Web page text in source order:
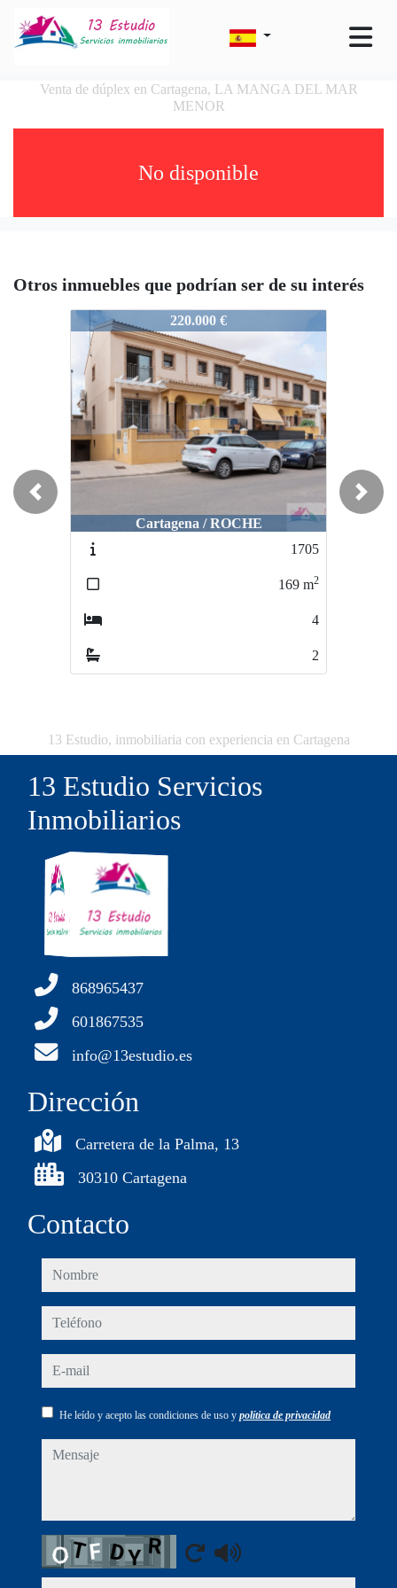
Venta de dúplex en Cartagena, LA MANGA DEL MAR
MENOR
No disponible
Otros inmuebles que podrían ser de su interés
1590
220.000 €
Cartagena / ROCHE
1705
169 m2
4
2
Previous Next
13 Estudio, inmobiliaria con experiencia en Cartagena
13 Estudio Servicios
Inmobiliarios
868965437
601867535
info@13estudio.es
Dirección
Carretera de la Palma, 13
30310 Cartagena
Contacto
nombre
teléfono
e-mail
He leído y acepto las condiciones de uso y política de privacidad
mensaje
Captcha